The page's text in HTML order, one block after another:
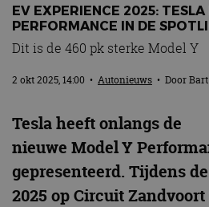
EV EXPERIENCE 2025: TESLA
PERFORMANCE IN DE
Dit is de 460 pk sterke Model Y
2 okt 2025, 14:00 • Autonieuws • Door
Tesla heeft onlangs de
nieuwe Model Y
gepresenteerd. Tijdens
2025 op Circuit